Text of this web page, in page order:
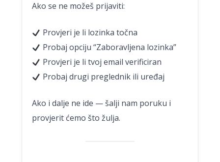
Ako se ne možeš prijaviti:
Provjeri je li lozinka točna
Probaj opciju “Zaboravljena lozinka”
Provjeri je li tvoj email verificiran
Probaj drugi preglednik ili uređaj
Ako i dalje ne ide — šalji nam poruku i
provjerit ćemo što žulja.